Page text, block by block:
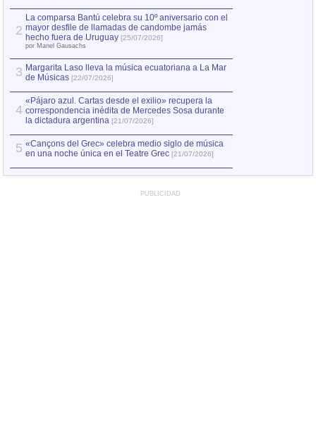
2
La comparsa Bantú celebra su 10º aniversario con el
mayor desfile de llamadas de candombe jamás
hecho fuera de Uruguay [25/07/2026]
por Manel Gausachs
3 Margarita Laso lleva la música ecuatoriana a La Mar
de Músicas [22/07/2026]
4
«Pájaro azul. Cartas desde el exilio» recupera la
correspondencia inédita de Mercedes Sosa durante
la dictadura argentina [21/07/2026]
5 «Cançons del Grec» celebra medio siglo de música
en una noche única en el Teatre Grec [21/07/2026]
PUBLICIDAD